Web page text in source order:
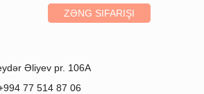
ZƏNG SIFARIŞI
Əliyev pr. 106A
77 514 87 06